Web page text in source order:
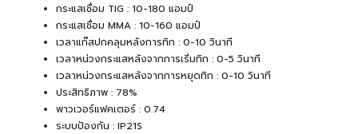
กระแสเชื่อม TIG : 10-180 แอมป์
กระแสเชื่อม MMA : 10-160 แอมป์
เวลาแก๊สปกคลุมหลังการทิก : 0-10 วินาที
เวลาหน่วงกระแสหลังจากการเริ่มทิก : 0-5 วินาที
เวลาหน่วงกระแสหลังจากการหยุดทิก : 0-10 วินาที
ประสิทธิภาพ : 78%
พาวเวอร์แฟคเตอร์ : 0.74
ระบบป้องกัน : IP21S